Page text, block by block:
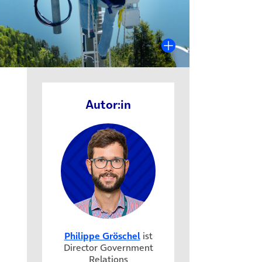
Autor:in
Philippe Gröschelist
Director Government
Relations